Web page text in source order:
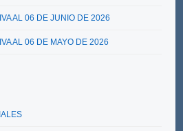
AL 06 DE JUNIO DE 2026
AL 06 DE MAYO DE 2026